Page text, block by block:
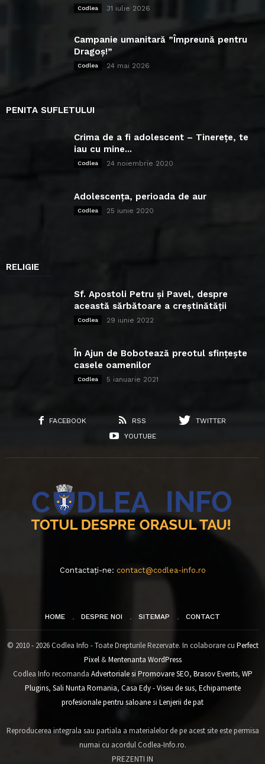
Codlea 31 iulie 2026
Campanie umanitară ”Împreună pentru
Dragoș!”
Codlea 24 mai 2026
PENITA SUFLETULUI
Crima de a fi adolescent – Tinerețe, te
iau cu mine...
Codlea 24 noiembrie 2020
Adolescența, perioada de aur
Codlea 25 iunie 2020
RELIGIE
Sf. Apostoli Petru și Pavel, despre
această sărbătoare a creștinătății
Codlea 29 iunie 2022
În Ajun de Bobotează preotul sfințește
casele oamenilor
Codlea 5 ianuarie 2021
FACEBOOK RSS
TWITTER
YOUTUBE
Contactați-ne: contact@codlea-info.ro
HOME DESPRE NOI SITEMAP CONTACT
© 2010 - 2026 Codlea Info - Toate Drepturile Rezervate. In colaborare cu Perfect
Pixel&Mentenanta WordPress
Codlea Info recomanda Advertoriale si Promovare SEO, Brasov Events, WP
Plugins, Sali Nunta Romania, Casa Edy - Viseu de sus, Echipamente
profesionale pentru saloanesi Lenjerii de pat
Reproducerea integrala sau partiala a materialelor de pe acest site este permisa
numai cu acordul Codlea-Info.ro.
PREZENTI IN